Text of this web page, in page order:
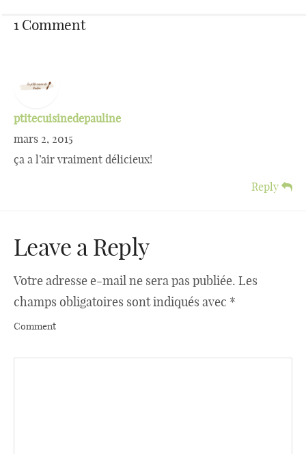
1 Comment
ptitecuisinedepauline
mars 2, 2015
ça a l’air vraiment délicieux!
Reply
Leave a Reply
Votre adresse e-mail ne sera pas publiée. Les
champs obligatoires sont indiqués avec *
Comment